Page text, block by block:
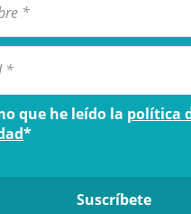
que he leído la política
*